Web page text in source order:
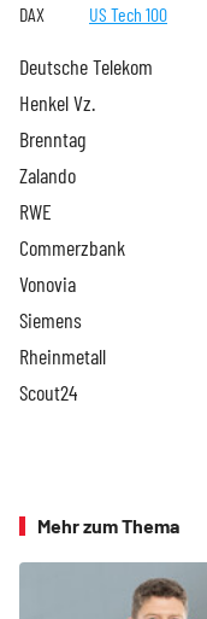
DAX US Tech 100
Deutsche Telekom
Henkel Vz.
Brenntag
Zalando
RWE
Commerzbank
Vonovia
Siemens
Rheinmetall
Scout24
Mehr zum Thema